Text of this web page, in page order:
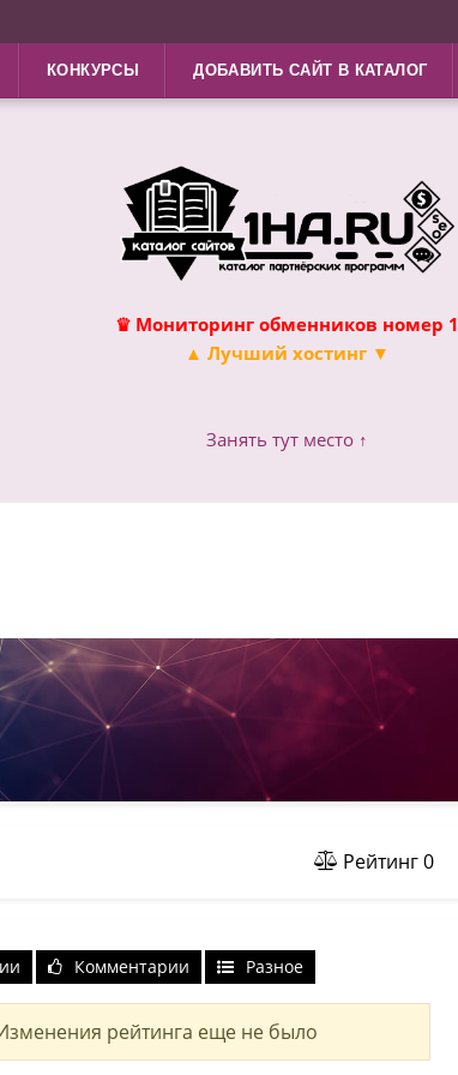
КОНКУРСЫ ДОБАВИТЬ САЙТ В КАТАЛОГ
♛ Мониторинг обменников номер 1
▲ Лучший хостинг ▼
Занять тут место ↑
Рейтинг0
Комментарии Разное
рейтинга еще не было